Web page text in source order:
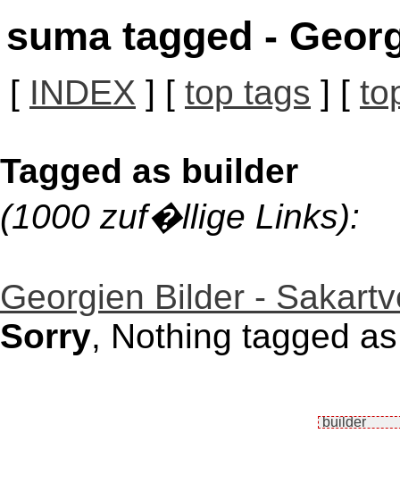
suma tagged -
[ INDEX ] [ top tags ] [
Tagged as builder
(1000 zuf�llige Links):
Georgien Bilder -
Sorry, Nothing tagged